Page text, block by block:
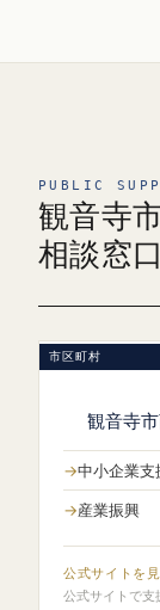
PUBLIC
観音寺
相談窓口
市区町村
観音寺
中小企業支
産業振興
公式サイトを
公式サイトで支